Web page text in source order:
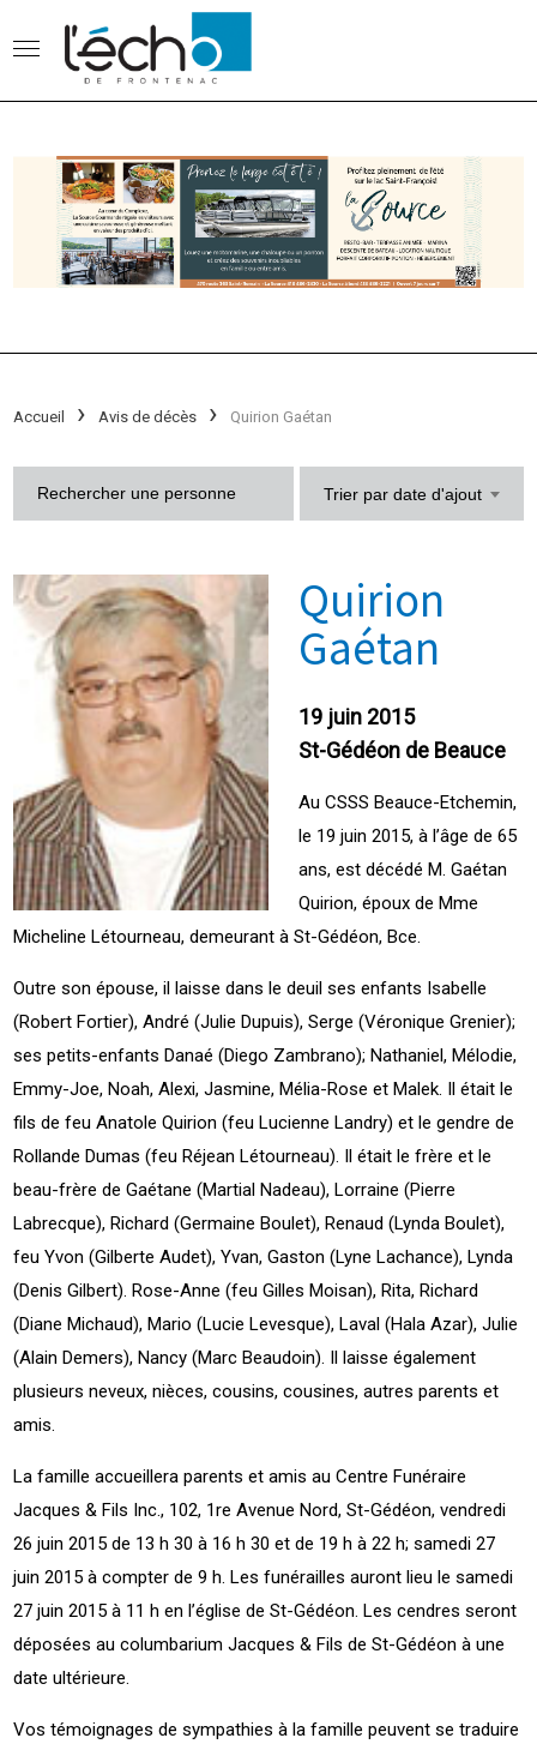
Accueil Avis de décès Quirion Gaétan
Trier par date d'ajout
Quirion
Gaétan
19 juin 2015
St-Gédéon de Beauce
Au CSSS Beauce-Etchemin,
le 19 juin 2015, à l’âge de 65
ans, est décédé M. Gaétan
Quirion, époux de Mme
Micheline Létourneau, demeurant à St-Gédéon, Bce.
Outre son épouse, il laisse dans le deuil ses enfants Isabelle
(Robert Fortier), André (Julie Dupuis), Serge (Véronique Grenier);
ses petits-enfants Danaé (Diego Zambrano); Nathaniel, Mélodie,
Emmy-Joe, Noah, Alexi, Jasmine, Mélia-Rose et Malek. Il était le
fils de feu Anatole Quirion (feu Lucienne Landry) et le gendre de
Rollande Dumas (feu Réjean Létourneau). Il était le frère et le
beau-frère de Gaétane (Martial Nadeau), Lorraine (Pierre
Labrecque), Richard (Germaine Boulet), Renaud (Lynda Boulet),
feu Yvon (Gilberte Audet), Yvan, Gaston (Lyne Lachance), Lynda
(Denis Gilbert). Rose-Anne (feu Gilles Moisan), Rita, Richard
(Diane Michaud), Mario (Lucie Levesque), Laval (Hala Azar), Julie
(Alain Demers), Nancy (Marc Beaudoin). Il laisse également
plusieurs neveux, nièces, cousins, cousines, autres parents et
amis.
La famille accueillera parents et amis au Centre Funéraire
Jacques & Fils Inc., 102, 1re Avenue Nord, St-Gédéon, vendredi
26 juin 2015 de 13 h 30 à 16 h 30 et de 19 h à 22 h; samedi 27
juin 2015 à compter de 9 h. Les funérailles auront lieu le samedi
27 juin 2015 à 11 h en l’église de St-Gédéon. Les cendres seront
déposées au columbarium Jacques & Fils de St-Gédéon à une
date ultérieure.
Vos témoignages de sympathies à la famille peuvent se traduire